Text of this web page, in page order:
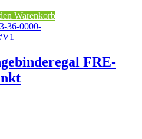
Warenkorb
FRE-